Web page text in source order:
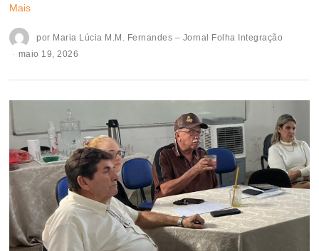
Mais
por Maria Lúcia M.M. Fernandes – Jornal Folha Integração
maio 19, 2026